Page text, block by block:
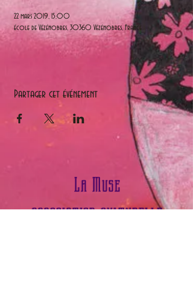
22 mars 2019, 15:00
école de Vézénobres, 30360 Vézénobres, France
Partager cet événement
La Muse
association culturelle